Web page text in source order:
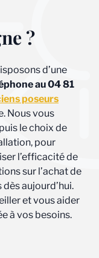
?
d’une
au 04 81
poseurs
Nous vous
le choix de
pour
l’efficacité de
sur l’achat de
aujourd’hui.
et vous aider
à vos besoins.